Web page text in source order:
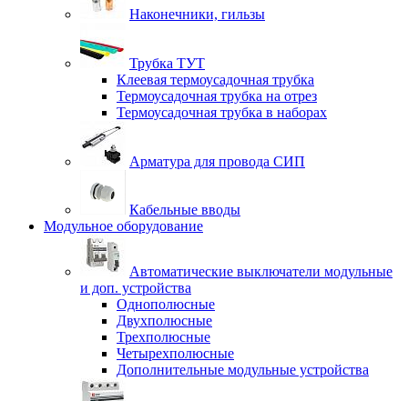
Наконечники, гильзы
Трубка ТУТ
Клеевая термоусадочная трубка
Термоусадочная трубка на отрез
Термоусадочная трубка в наборах
Арматура для провода СИП
Кабельные вводы
Модульное оборудование
Автоматические выключатели модульные
и доп. устройства
Однополюсные
Двухполюсные
Трехполюсные
Четырехполюсные
Дополнительные модульные устройства